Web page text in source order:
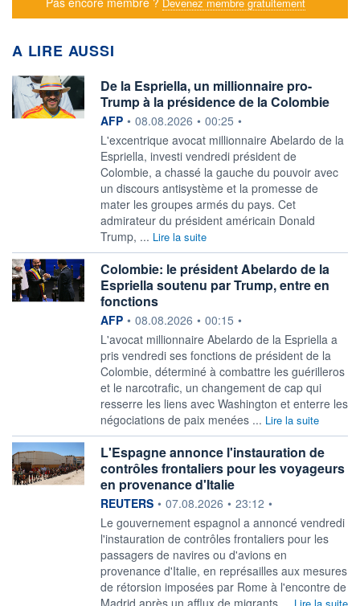
A LIRE AUSSI
De la Espriella, un millionnaire pro-
Trump à la présidence de la Colombie
information fournie par
AFP • 08.08.2026 • 00:25 •
L'excentrique avocat millionnaire Abelardo de la
Espriella, investi vendredi président de
Colombie, a chassé la gauche du pouvoir avec
un discours antisystème et la promesse de
mater les groupes armés du pays. Cet
admirateur du président américain Donald
Trump, ... Lire la suite
Colombie: le président Abelardo de la
Espriella soutenu par Trump, entre en
fonctions
information fournie par
AFP • 08.08.2026 • 00:15 •
L'avocat millionnaire Abelardo de la Espriella a
pris vendredi ses fonctions de président de la
Colombie, déterminé à combattre les guérilleros
et le narcotrafic, un changement de cap qui
resserre les liens avec Washington et enterre les
négociations de paix menées ... Lire la suite
L'Espagne annonce l'instauration de
contrôles frontaliers pour les voyageurs
en provenance d'Italie
information fournie par
REUTERS • 07.08.2026 • 23:12 •
‌Le gouvernement espagnol a ​annoncé vendredi
l'instauration de contrôles frontaliers pour les
passagers ​de navires ou d'avions en ​
provenance d'Italie, en ⁠représailles aux mesures
de ‌rétorsion imposées par Rome à l'encontre de
​Madrid ‌après un afflux de ⁠migrants ...